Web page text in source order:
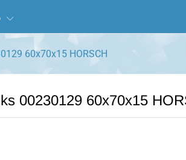
60x70x15 HORSCH
00230129 60x70x15